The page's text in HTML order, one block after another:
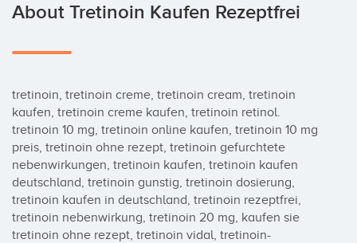
About Tretinoin Kaufen Rezeptfrei
tretinoin, tretinoin creme, tretinoin cream, tretinoin
kaufen, tretinoin creme kaufen, tretinoin retinol.
tretinoin 10 mg, tretinoin online kaufen, tretinoin 10 mg
preis, tretinoin ohne rezept, tretinoin gefurchtete
nebenwirkungen, tretinoin kaufen, tretinoin kaufen
deutschland, tretinoin gunstig, tretinoin dosierung,
tretinoin kaufen in deutschland, tretinoin rezeptfrei,
tretinoin nebenwirkung, tretinoin 20 mg, kaufen sie
tretinoin ohne rezept, tretinoin vidal, tretinoin-